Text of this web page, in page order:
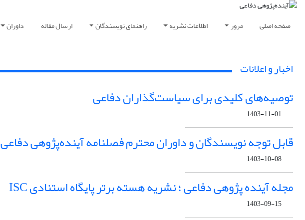
صفحه اصلی مرور اطلاعات نشریه راهنمای نویسندگان ارسال مقاله داوران
اخبار و اعلانات
توصیه‌های کلیدی برای سیاست‌گذاران دفاعی
1403-11-01
قابل توجه نویسندگان و داوران محترم فصلنامه آینده‌پژوهی دفاعی
1403-10-08
مجله آینده پژوهی دفاعی ؛ نشریه هسته برتر پایگاه استنادی ISC
1403-09-15